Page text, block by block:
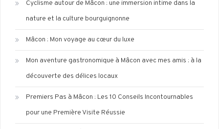
Cyclisme autour de Mâcon : une immersion intime dans la
nature et la culture bourguignonne
Mâcon : Mon voyage au cœur du luxe
Mon aventure gastronomique à Mâcon avec mes amis : à la
découverte des délices locaux
Premiers Pas à Mâcon : Les 10 Conseils Incontournables
pour une Première Visite Réussie